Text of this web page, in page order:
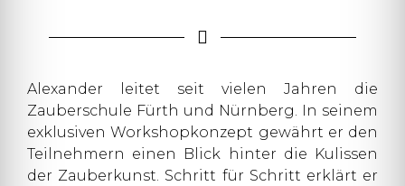
Alexander leitet seit vielen Jahren die
Zauberschule Fürth und Nürnberg. In seinem
exklusiven Workshopkonzept gewährt er den
Teilnehmern einen Blick hinter die Kulissen
der Zauberkunst. Schritt für Schritt erklärt er